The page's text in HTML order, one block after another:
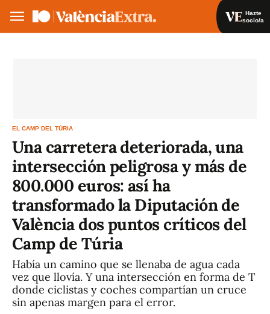
Hazte
socio/a
EL CAMP DEL TÚRIA
Una carretera deteriorada, una
intersección peligrosa y más de
800.000 euros: así ha
transformado la Diputación de
València dos puntos críticos del
Camp de Túria
Había un camino que se llenaba de agua cada
vez que llovía. Y una intersección en forma de T
donde ciclistas y coches compartían un cruce
sin apenas margen para el error.